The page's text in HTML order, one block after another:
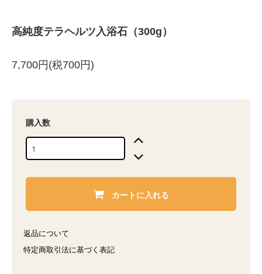
高純度テラヘルツ入浴石（300g）
7,700円(税700円)
購入数
カートに入れる
返品について
特定商取引法に基づく表記